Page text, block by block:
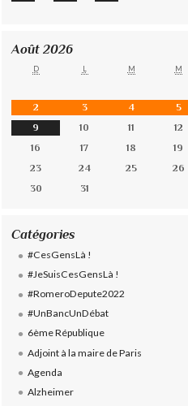
Août 2026
D L M M
2
3 4 5
9
10 11 12
16
17 18 19
23
24 25 26
30
31
Catégories
#CesGensLà !
#JeSuisCesGensLà !
#RomeroDepute2022
#UnBancUnDébat
6ème République
Adjoint à la maire de Paris
Agenda
Alzheimer